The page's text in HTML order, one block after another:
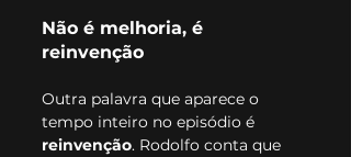
Não é melhoria, é
reinvenção
Outra palavra que aparece o
tempo inteiro no episódio é
reinvenção. Rodolfo conta que